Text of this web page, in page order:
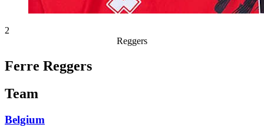
2
Reggers
Ferre Reggers
Team
Belgium